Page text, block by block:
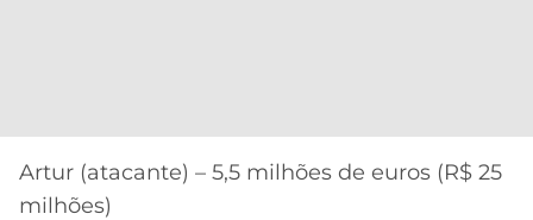
Artur (atacante) – 5,5 milhões de euros (R$ 25
milhões)